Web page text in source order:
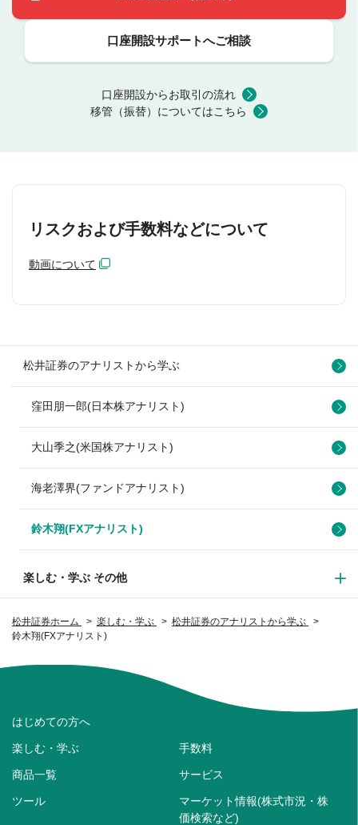
松井証券ホーム 楽しむ・学ぶ
松井証券のアナリストから学ぶ
鈴木翔(FXアナリスト)
口座開設サポートへご相談
口座開設からお取引の流れ
移管（振替）についてはこちら
リスクおよび手数料などについて
動画について
松井証券のアナリストから学ぶ
窪田朋一郎(日本株アナリスト)
大山季之(米国株アナリスト)
海老澤界(ファンドアナリスト)
鈴木翔(FXアナリスト)
楽しむ・学ぶ その他
はじめての方へ
楽しむ・学ぶ 手数料
商品一覧 サービス
ツール
マーケット情報(株式市況・株
価検索など)